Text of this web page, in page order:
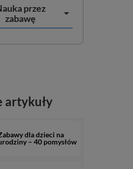
przez
zabawę

artykuły
dla dzieci na
– 40 pomysłów